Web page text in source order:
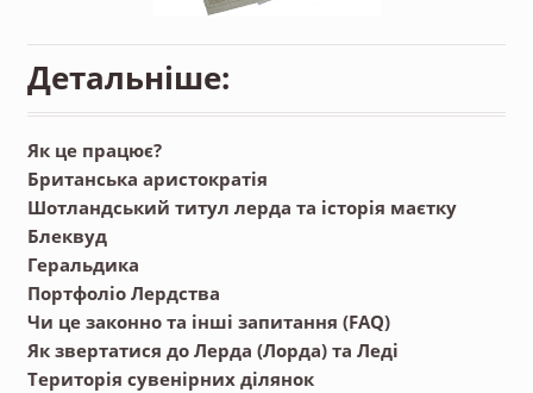
Детальніше:
Як це працює?
Британська аристократія
Шотландський титул лерда та історія маєтку
Блеквуд
Геральдика
Портфоліо Лердства
Чи це законно та інші запитання (FAQ)
Як звертатися до Лерда (Лорда) та Леді
Територія сувенірних ділянок